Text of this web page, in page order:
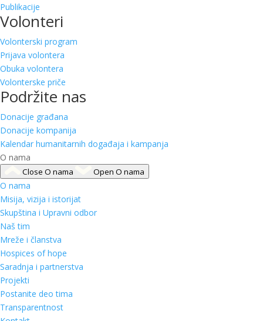
Publikacije
Volonteri
Volonterski program
Prijava volontera
Obuka volontera
Volonterske priče
Podržite nas
Donacije građana
Donacije kompanija
Kalendar humanitarnih događaja i kampanja
O nama
Close O nama Open O nama
O nama
Misija, vizija i istorijat
Skupština i Upravni odbor
Naš tim
Mreže i članstva
Hospices of hope
Saradnja i partnerstva
Projekti
Postanite deo tima
Transparentnost